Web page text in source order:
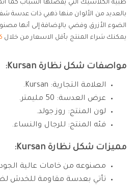
طبية الكلاسيك التي يفضلها الشباب كما
بالعديد من الألوان منها ذهبي ذات عدسة
الضوء الأزرق وفضي بالإضافة إلى أنها
يمكنك شراء المنتج بأقل الاسعار من خلال
مواصفات شكل نظارة Kursan:
العلامة التجارية: Kursan.
عرض العدسة: 50 مليمتر.
لون المنتج: روز جولد.
فئه المنتج: للرجال والنساء.
مميزات شكل نظارة Kursan:
مصنوعه من خامات عالية
تأتي بعدسة مقاومة للخدش